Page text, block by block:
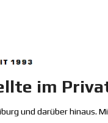
im
und darüber hinaus.